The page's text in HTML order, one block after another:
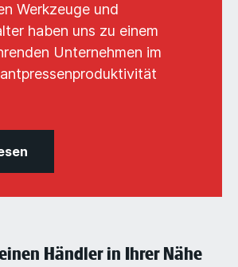
Werkzeuge und
haben uns zu einem
Unternehmen im
Händler in Ihrer Nähe